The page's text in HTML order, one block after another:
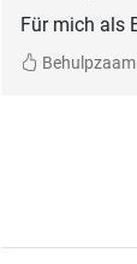
Für mich als
Behulpzaam